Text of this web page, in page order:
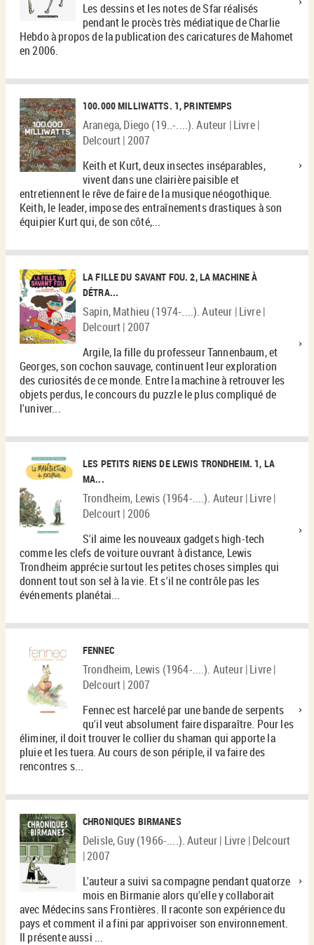
Les dessins et les notes de Sfar réalisés
pendant le procès très médiatique de Charlie
Hebdo à propos de la publication des caricatures de Mahomet
en 2006.
100.000 MILLIWATTS. 1, PRINTEMPS
Aranega, Diego (19..-....). Auteur | Livre |
Delcourt | 2007
Keith et Kurt, deux insectes inséparables,
vivent dans une clairière paisible et
entretiennent le rêve de faire de la musique néogothique.
Keith, le leader, impose des entraînements drastiques à son
équipier Kurt qui, de son côté,...
LA FILLE DU SAVANT FOU. 2, LA MACHINE À
DÉTRA...
Sapin, Mathieu (1974-....). Auteur | Livre |
Delcourt | 2007
Argile, la fille du professeur Tannenbaum, et
Georges, son cochon sauvage, continuent leur exploration
des curiosités de ce monde. Entre la machine à retrouver les
objets perdus, le concours du puzzle le plus compliqué de
l'univer...
LES PETITS RIENS DE LEWIS TRONDHEIM. 1, LA
MA...
Trondheim, Lewis (1964-....). Auteur | Livre |
Delcourt | 2006
S'il aime les nouveaux gadgets high-tech
comme les clefs de voiture ouvrant à distance, Lewis
Trondheim apprécie surtout les petites choses simples qui
donnent tout son sel à la vie. Et s'il ne contrôle pas les
événements planétai...
FENNEC
Trondheim, Lewis (1964-....). Auteur | Livre |
Delcourt | 2007
Fennec est harcelé par une bande de serpents
qu'il veut absolument faire disparaître. Pour les
éliminer, il doit trouver le collier du shaman qui apporte la
pluie et les tuera. Au cours de son périple, il va faire des
rencontres s...
CHRONIQUES BIRMANES
Delisle, Guy (1966-....). Auteur | Livre | Delcourt
| 2007
L'auteur a suivi sa compagne pendant quatorze
mois en Birmanie alors qu'elle y collaborait
avec Médecins sans Frontières. Il raconte son expérience du
pays et comment il a fini par apprivoiser son environnement.
Il présente aussi ...